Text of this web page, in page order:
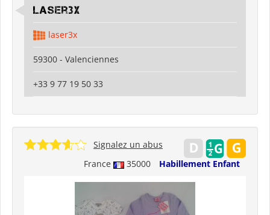
Laser3x
laser3x
59300 - Valenciennes
+33 9 77 19 50 33
France 35000 Habillement Enfant
Signalez un abus